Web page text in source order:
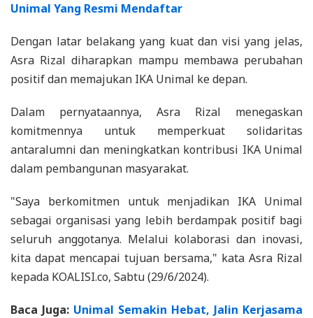
Unimal Yang Resmi Mendaftar
Dengan latar belakang yang kuat dan visi yang jelas,
Asra Rizal diharapkan mampu membawa perubahan
positif dan memajukan IKA Unimal ke depan.
Dalam pernyataannya, Asra Rizal menegaskan
komitmennya untuk memperkuat solidaritas
antaralumni dan meningkatkan kontribusi IKA Unimal
dalam pembangunan masyarakat.
"Saya berkomitmen untuk menjadikan IKA Unimal
sebagai organisasi yang lebih berdampak positif bagi
seluruh anggotanya. Melalui kolaborasi dan inovasi,
kita dapat mencapai tujuan bersama," kata Asra Rizal
kepada KOALISI.co, Sabtu (29/6/2024).
Baca Juga: Unimal Semakin Hebat, Jalin Kerjasama